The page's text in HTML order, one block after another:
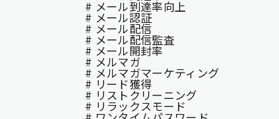
# メール到達率向上
# メール認証
# メール配信
# メール配信監査
# メール開封率
# メルマガ
# メルマガマーケティング
# リード獲得
# リストクリーニング
# リラックスモード